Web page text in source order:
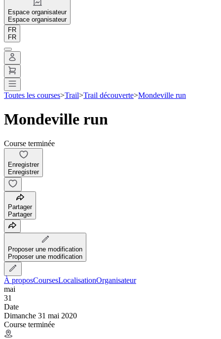
Espace organisateur
Espace organisateur
FR
FR
Toutes les courses>Trail>Trail découverte>Mondeville run
Mondeville run
Course terminée
Enregistrer
Enregistrer
Partager
Partager
Proposer une modification
Proposer une modification
À proposCoursesLocalisationOrganisateur
mai
31
Date
Dimanche 31 mai 2020
Course terminée